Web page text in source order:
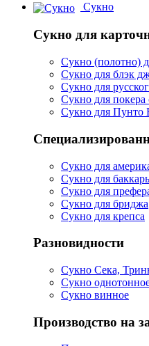
Сукно
Сукно для
Сукно (полотно)
Сукно для блэк
Сукно для
Сукно для покера
Сукно для Пунто
Сукно для
Сукно для
Сукно для
Сукно для бриджа
Сукно для крепса
Разновидности
Сукно Сека,
Сукно
Сукно винное
Производство на